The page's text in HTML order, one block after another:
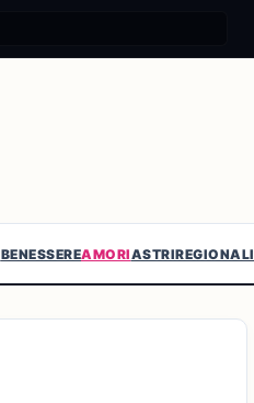
BENESSEREAMORIASTRIREGIONALI